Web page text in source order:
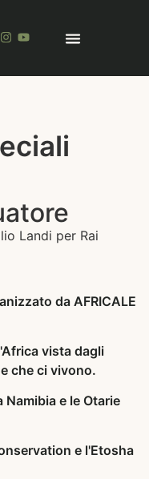
Landi per Rai
da AFRICALE
vista dagli
che ci vivono.
e le Otarie
e l'Etosha